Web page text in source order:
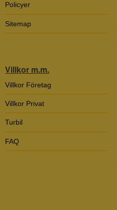
Policyer
Sitemap
Villkor m.m.
Villkor Företag
Villkor Privat
Turbil
FAQ